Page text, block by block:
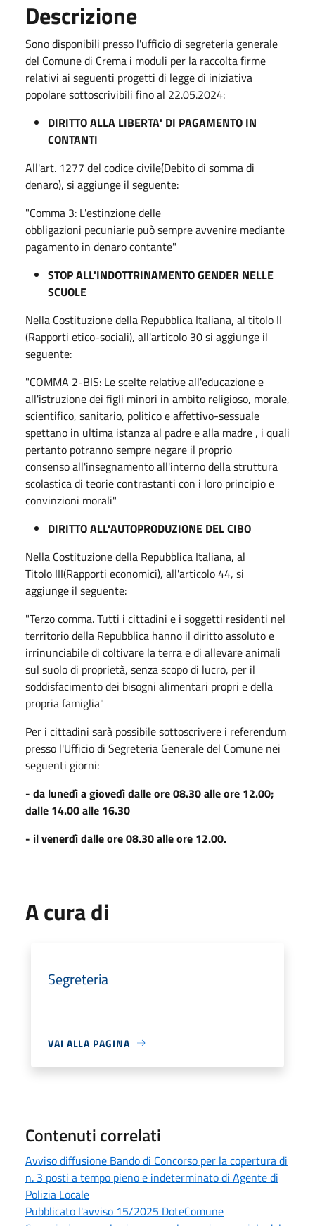
Descrizione
Sono disponibili presso l'ufficio di segreteria generale
del Comune di Crema i moduli per la raccolta firme
relativi ai seguenti progetti di legge di iniziativa
popolare sottoscrivibili fino al 22.05.2024:
DIRITTO ALLA LIBERTA' DI PAGAMENTO IN
CONTANTI
All'art. 1277 del codice civile(Debito di somma di
denaro), si aggiunge il seguente:
"Comma 3: L'estinzione delle
obbligazioni pecuniarie può sempre avvenire mediante
pagamento in denaro contante"
STOP ALL'INDOTTRINAMENTO GENDER NELLE
SCUOLE
Nella Costituzione della Repubblica Italiana, al titolo II
(Rapporti etico-sociali), all'articolo 30 si aggiunge il
seguente:
"COMMA 2-BIS: Le scelte relative all'educazione e
all'istruzione dei figli minori in ambito religioso, morale,
scientifico, sanitario, politico e affettivo-sessuale
spettano in ultima istanza al padre e alla madre , i quali
pertanto potranno sempre negare il proprio
consenso all'insegnamento all'interno della struttura
scolastica di teorie contrastanti con i loro principio e
convinzioni morali"
DIRITTO ALL'AUTOPRODUZIONE DEL CIBO
Nella Costituzione della Repubblica Italiana, al
Titolo III(Rapporti economici), all'articolo 44, si
aggiunge il seguente:
"Terzo comma. Tutti i cittadini e i soggetti residenti nel
territorio della Repubblica hanno il diritto assoluto e
irrinunciabile di coltivare la terra e di allevare animali
sul suolo di proprietà, senza scopo di lucro, per il
soddisfacimento dei bisogni alimentari propri e della
propria famiglia"
Per i cittadini sarà possibile sottoscrivere i referendum
presso l'Ufficio di Segreteria Generale del Comune nei
seguenti giorni:
- da lunedì a giovedì dalle ore 08.30 alle ore 12.00;
dalle 14.00 alle 16.30
- il venerdì dalle ore 08.30 alle ore 12.00.
A cura di
Segreteria
VAI ALLA PAGINA
Contenuti correlati
Avviso diffusione Bando di Concorso per la copertura di
n. 3 posti a tempo pieno e indeterminato di Agente di
Polizia Locale
Pubblicato l'avviso 15/2025 DoteComune